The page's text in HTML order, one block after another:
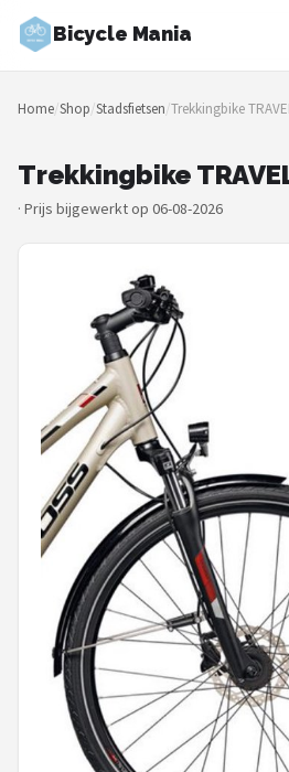
Bicycle Mania
Zoeken
NAVIGATIE
Merken
Fietsroutes
Kinderfietsen
Stadsfietsen
Elektrische fietsen
Mountainbikes
Shop
POPULAIRE MERKEN
Basil
Volare
Home/Shop/Stadsfietsen/Trekkingbike
Trekkingbike
· Prijs bijgewerkt op 06-08-2026